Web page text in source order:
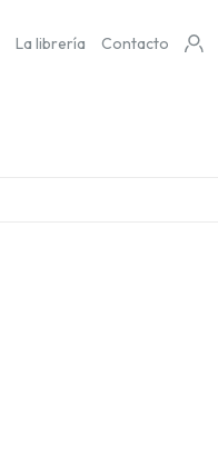
La librería Contacto